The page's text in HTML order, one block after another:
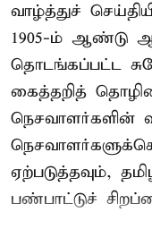
வாழ்த்துச்
1905-ம் ஆண்டு
தொடங்கப்பட்ட
கைத்தறித்
நெசவாளர்களின்
ஏற்படுத்தவும்,
பண்பாட்டுச்